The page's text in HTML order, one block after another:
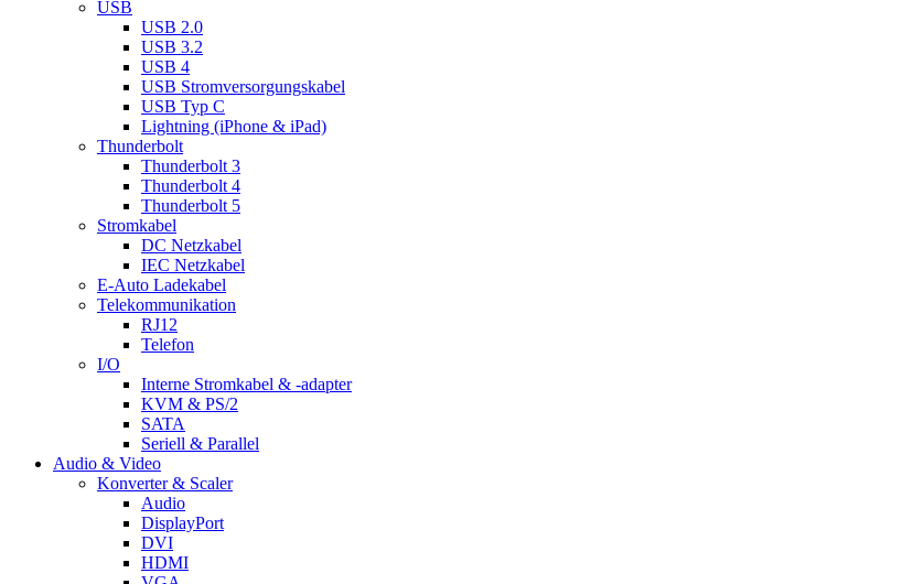
USB
USB 2.0
USB 3.2
USB 4
USB Stromversorgungskabel
USB Typ C
Lightning (iPhone & iPad)
Thunderbolt
Thunderbolt 3
Thunderbolt 4
Thunderbolt 5
Stromkabel
DC Netzkabel
IEC Netzkabel
E-Auto Ladekabel
Telekommunikation
RJ12
Telefon
I/O
Interne Stromkabel & -adapter
KVM & PS/2
SATA
Seriell & Parallel
Audio & Video
Konverter & Scaler
Audio
DisplayPort
DVI
HDMI